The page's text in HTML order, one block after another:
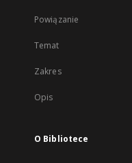
Powiązanie
Temat
Zakres
Opis
O Bibliotece